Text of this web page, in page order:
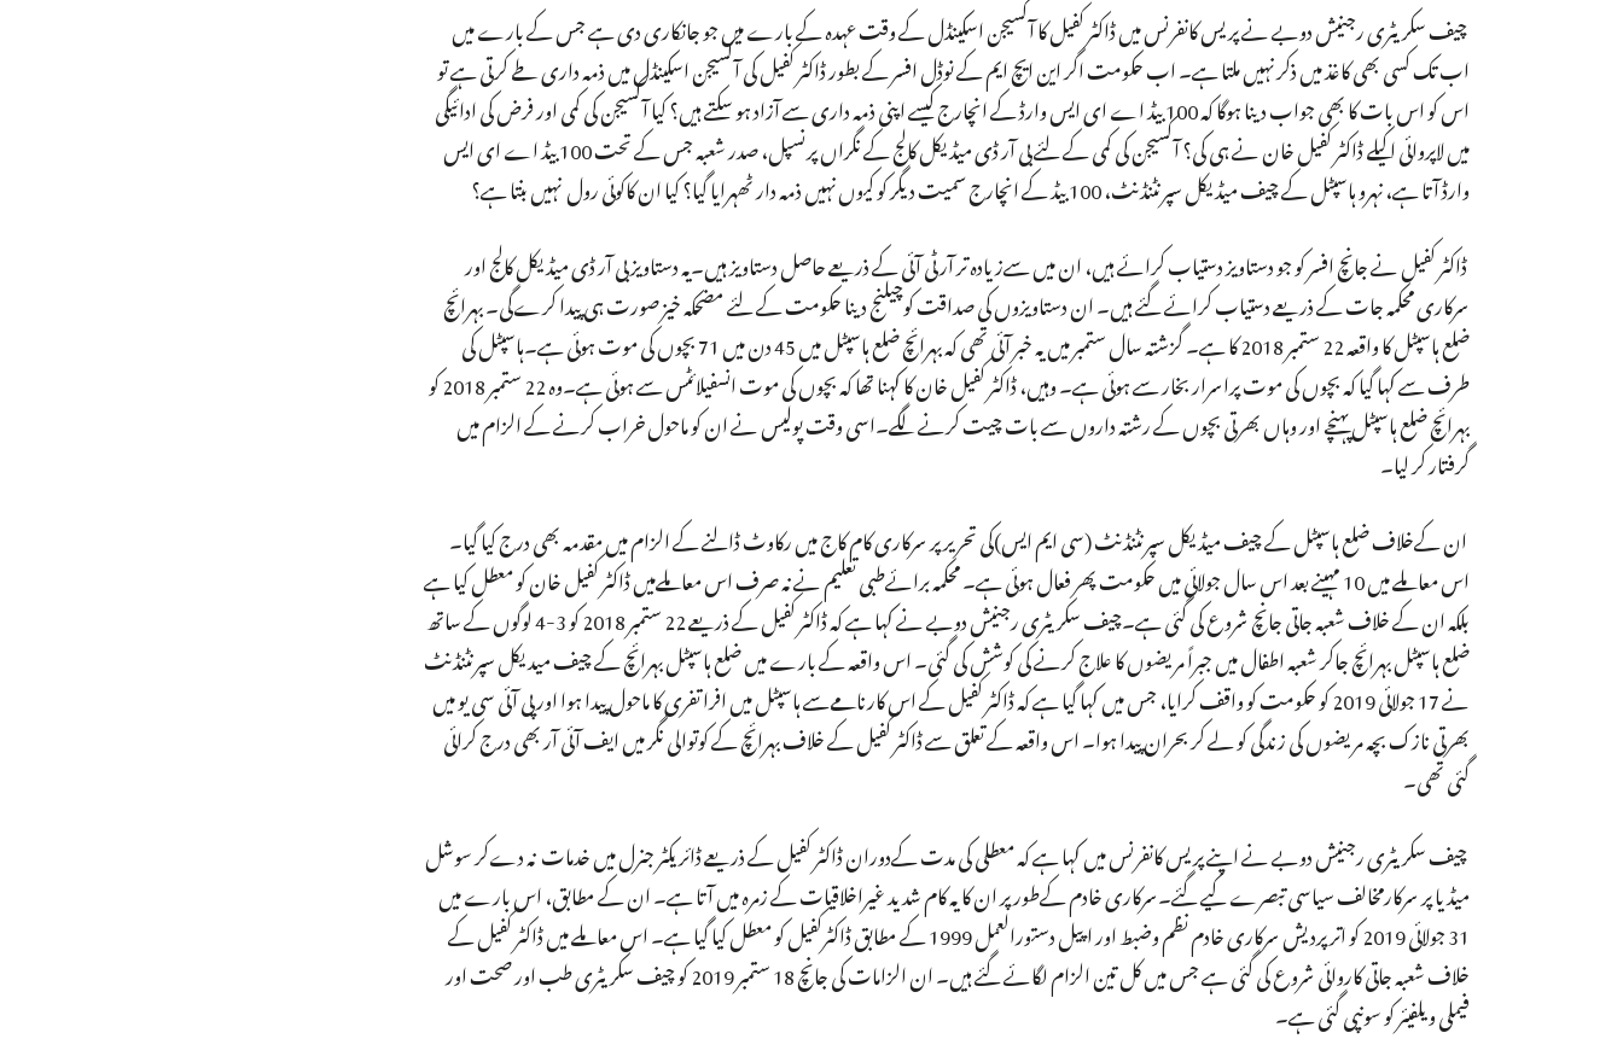
چیف سکریٹری رجنیش دوبے نے پریس کانفرنس میں ڈاکٹر کفیل کا آکسیجن اسکینڈل کے وقت عہدہ کے بارے میں جو جانکاری دی ہے جس کے بارے میں
اب تک کسی بھی کاغذ میں ذکر نہیں ملتا ہے۔ اب حکومت اگر این ایچ ایم کے نوڈل افسر کے بطور ڈاکٹر کفیل کی آکسیجن اسکینڈل میں ذمہ داری طے کرتی ہے تو
اس کو اس بات کا بھی جواب دینا ہوگا کہ 100 بیڈ اے ای ایس وارڈ کے انچارج کیسے اپنی ذمہ داری سے آزاد ہو سکتے ہیں؟ کیا آکسیجن کی کمی اور فرض کی ادائیگی
میں لاپروائی اکیلے ڈاکٹر کفیل خان نے ہی کی؟ آکسیجن کی کمی کے لئے بی آر ڈی میڈیکل کالج کے نگراں پرنسپل، صدر شعبہ جس کے تحت 100 بیڈ اے ای ایس
وارڈ آتا ہے، نہرو ہاسپٹل کے چیف میڈیکل سپرنٹنڈنٹ، 100 بیڈ کے انچارج سمیت دیگر کو کیوں نہیں ذمہ دار ٹھہرایا گیا؟ کیا ان کاکوئی رول نہیں بنتا ہے؟
ڈاکٹر کفیل نے جانچ افسر کو جو دستاویز دستیاب کرائے ہیں، ان میں سےزیادہ تر آر ٹی آئی کے ذریعے حاصل دستاویز ہیں۔یہ دستاویز بی آر ڈی میڈیکل کالج اور
سرکاری محکمہ جات کے ذریعے دستیاب کرائے گئے ہیں۔ ان دستاویزوں کی صداقت کوچیلنج دینا حکومت کے لئے مضحکہ خیز صورت ہی پیدا کرے‌گی۔ بہرائچ
ضلع ہاسپٹل کا واقعہ 22 ستمبر 2018 کا ہے۔ گزشتہ سال ستمبر میں یہ خبر آئی تھی کہ بہرائچ ضلع ہاسپٹل میں 45 دن میں 71 بچوں کی موت ہوئی ہے۔ہاسپٹل کی
طرف سے کہا گیا کہ بچوں کی موت پراسرار بخار سے ہوئی ہے۔ وہیں، ڈاکٹر کفیل خان کا کہنا تھا کہ بچوں کی موت انسفیلائٹس سے ہوئی ہے۔وہ 22 ستمبر 2018 کو
بہرائچ ضلع ہاسپٹل پہنچے اور وہاں بھرتی بچوں کے رشتہ داروں سے بات چیت کرنے لگے۔اسی وقت پولیس نے ان کو ماحول خراب کرنے کے الزام میں
گرفتار کر لیا۔
ان کےخلاف ضلع ہاسپٹل کے چیف میڈیکل سپرنٹنڈنٹ (سی ایم ایس)کی تحریر پر سرکاری کام کاج میں رکاوٹ ڈالنے کے الزام میں مقدمہ بھی درج کیا گیا۔
اس معاملے میں 10 مہینے بعد اس سال جولائی میں حکومت پھر فعال ہوئی ہے۔ محکمہ برائےطبی تعلیم نے نہ صرف اس معاملےمیں ڈاکٹر کفیل خان کو معطل کیا ہے
بلکہ ان کے خلاف شعبہ جاتی جانچ شروع کی گئی ہے۔چیف سکریٹری رجنیش دوبے نے کہا ہے کہ ڈاکٹر کفیل کے ذریعے 22 ستمبر 2018 کو 3-4 لوگوں کے ساتھ
ضلع ہاسپٹل بہرائچ جاکر شعبہ اطفال میں جبراً مریضوں کا علاج کرنے کی کوشش کی گئی۔ اس واقعہ کے بارے میں ضلع ہاسپٹل بہرائچ کے چیف میدیکل سپرنٹنڈنٹ
نے 17 جولائی 2019 کو حکومت کو واقف کرایا، جس میں کہا گیا ہے کہ ڈاکٹر کفیل کے اس کارنامےسے ہاسپٹل میں افرا تفری کا ماحول پیدا ہوا اور پی آئی سی یو میں
بھرتی نازک بچہ مریضوں کی زندگی کو لے کر بحران پیدا ہوا۔ اس واقعہ کے تعلق سے ڈاکٹر کفیل کے خلاف بہرائچ کے کوتوالی نگر میں ایف آئی آر بھی درج کرائی
گئی تھی۔
چیف سکریٹری رجنیش دوبے نے اپنے پریس کانفرنس میں کہا ہے کہ معطلی کی مدت کےدوران ڈاکٹر کفیل کے ذریعے ڈائریکٹر جنرل میں خدمات نہ دےکر سوشل
میڈیا پر سرکارمخالف سیاسی تبصرے کیے گئے۔سرکاری خادم کےطور پر ان کا یہ کام شدید غیراخلاقیات کے زمرہ میں آتا ہے۔ ان کے مطابق، اس بارے میں
31 جولائی 2019 کو اتر پردیش سرکاری خادم نظم وضبط اور اپیل دستورالعمل 1999 کے مطابق ڈاکٹرکفیل کو معطل کیا گیا ہے۔ اس معاملے میں ڈاکٹر کفیل کے
خلاف شعبہ جاتی کاروائی شروع کی گئی ہے جس میں کل تین الزام لگائے گئے ہیں۔ ان الزامات کی جانچ 18 ستمبر 2019 کو چیف سکریٹری طب اور صحت اور
فیملی ویلفیئر کو سونپی گئی ہے۔